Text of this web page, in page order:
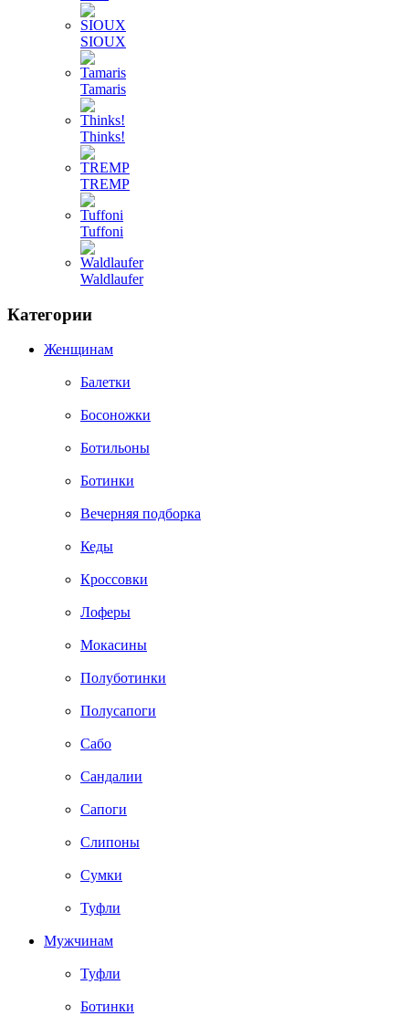
SIOUX
Tamaris
Thinks!
TREMP
Tuffoni
Waldlaufer
Категории
Женщинам
Балетки
Босоножки
Ботильоны
Ботинки
Вечерняя подборка
Кеды
Кроссовки
Лоферы
Мокасины
Полуботинки
Полусапоги
Сабо
Сандалии
Сапоги
Слипоны
Сумки
Туфли
Мужчинам
Туфли
Ботинки